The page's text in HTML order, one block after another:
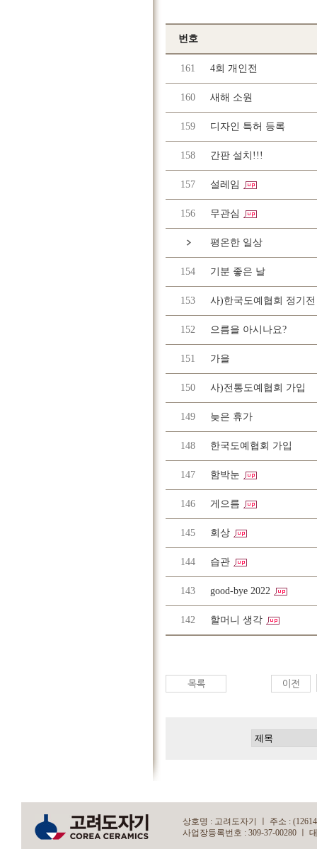
번호
161 4회 개인전
160 새해 소원
159 디자인 특허 등록
158 간판 설치!!!
157 설레임
156 무관심
평온한 일상
154 기분 좋은 날
153 사)한국도예협회 정기
152 으름을 아시나요?
151 가을
150 사)전통도예협회 가입
149 늦은 휴가
148 한국도예협회 가입
147 함박눈
146 게으름
145 회상
144 습관
143 good-bye 2022
142 할머니 생각
상호명 : 고려도자기 ㅣ 주소 :
사업장등록번호 : 309-37-00280 ㅣ